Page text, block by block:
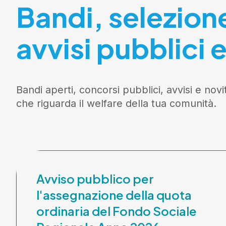
Bandi,
avvisi pubblici
Bandi aperti, concorsi pubblici, avvisi e
che riguarda il welfare della tua comunità.
Avviso pubblico per
l'assegnazione della quota
ordinaria del Fondo Sociale